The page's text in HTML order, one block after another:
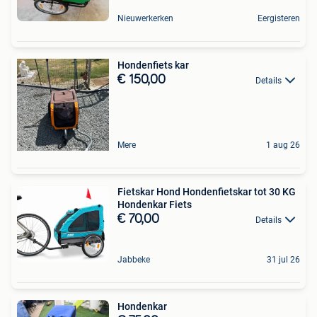
Nieuwerkerken Eergisteren
Hondenfiets kar
€ 150,00 Details
Mere 1 aug 26
Fietskar Hond Hondenfietskar tot 30 KG
Hondenkar Fiets
€ 70,00 Details
Jabbeke 31 jul 26
Hondenkar